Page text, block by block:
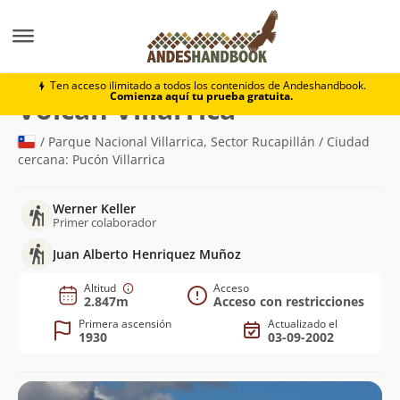
Ten acceso ilimitado a todos los contenidos de Andeshandbook.
Comienza aquí tu prueba gratuita.
Volcán Villarrica
Volcán Villarrica(2.847m)
/ Parque Nacional Villarrica, Sector Rucapillán / Ciudad
cercana: Pucón Villarrica
Werner Keller
Primer colaborador
Juan Alberto Henriquez Muñoz
Altitud
2.847m
Acceso
Acceso con restricciones
Primera ascensión
1930
Actualizado el
03-09-2002